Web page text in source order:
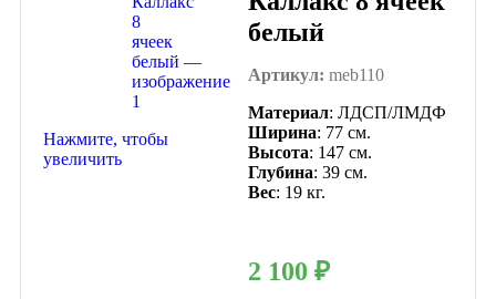
Нажмите, чтобы
увеличить
белый
Артикул: meb110
Материал: ЛДСП/ЛМДФ
Ширина: 77 см.
Высота: 147 см.
Глубина: 39 см.
Вес: 19 кг.
2 100 ₽